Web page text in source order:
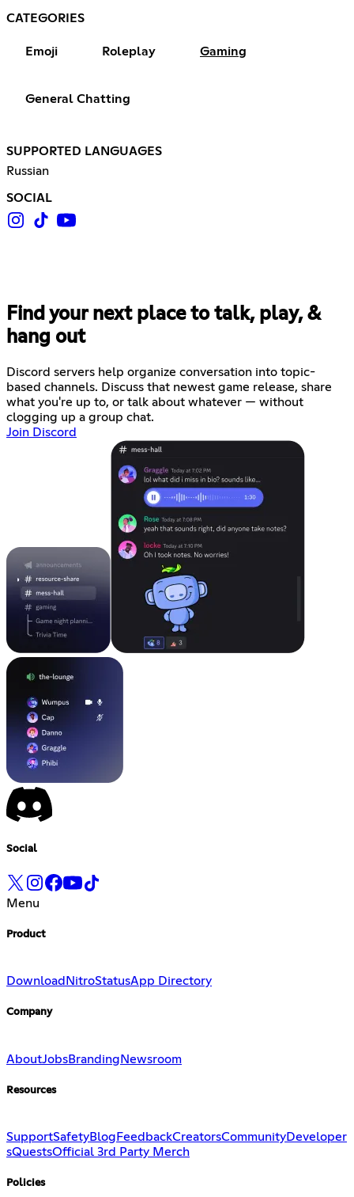
CATEGORIES
Emoji Roleplay Gaming
General Chatting
SUPPORTED LANGUAGES
Russian
SOCIAL
Find your next place to talk, play, &
hang out
Discord servers help organize conversation into topic-
based channels. Discuss that newest game release, share
what you're up to, or talk about whatever — without
clogging up a group chat.
Join Discord
Social
Menu
Product
Download NitroStatusApp Directory
Company
AboutJobsBranding Newsroom
Resources
SupportSafetyBlog FeedbackCreatorsCommunityDeveloper
sQuestsOfficial 3rd Party Merch
Policies